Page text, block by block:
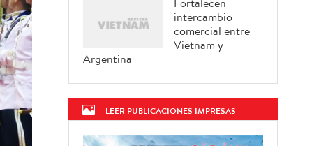
intercambio
comercial entre
Vietnam y
Argentina
LEER PUBLICACIONES IMPRESAS